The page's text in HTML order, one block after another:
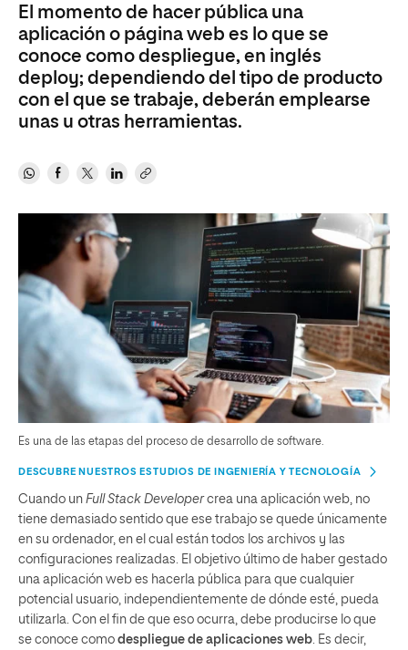
El momento de hacer pública una
aplicación o página web es lo que se
conoce como despliegue, en inglés
deploy; dependiendo del tipo de producto
con el que se trabaje, deberán emplearse
unas u otras herramientas.
Es una de las etapas del proceso de desarrollo de software.
DESCUBRE NUESTROS ESTUDIOS DE INGENIERÍA Y TECNOLOGÍA
Cuando un Full Stack Developercrea una aplicación web, no
tiene demasiado sentido que ese trabajo se quede únicamente
en su ordenador, en el cual están todos los archivos y las
configuraciones realizadas. El objetivo último de haber gestado
una aplicación web es hacerla pública para que cualquier
potencial usuario, independientemente de dónde esté, pueda
utilizarla. Con el fin de que eso ocurra, debe producirse lo que
se conoce como despliegue de aplicaciones web . Es decir,